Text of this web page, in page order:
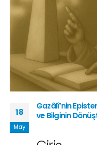
18
May
Gazâlî’nin
ve Bilginin